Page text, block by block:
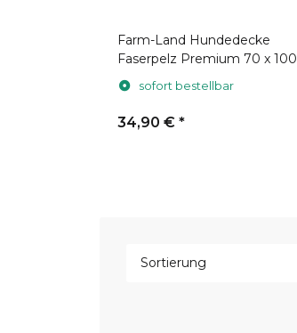
Farm-Land Hundedecke
Faserpelz Premium 70 x 100
cm Grausofort bestellbar
34,90 € *
Sortierung